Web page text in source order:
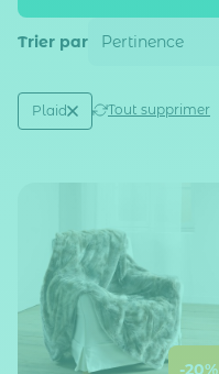
Trier par
Active filtering (1)
Type d'accessoires
Plaid Tout supprimer
-20%